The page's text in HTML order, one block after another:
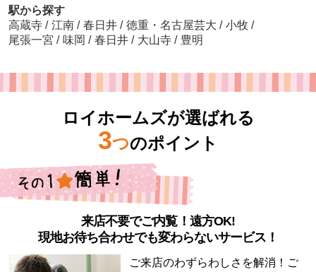
駅から探す
高蔵寺 / 江南 / 春日井 / 徳重・名古屋芸大 / 小牧 /
尾張一宮 / 味岡 / 春日井 / 大山寺 / 豊明
ロイホームズが選ばれる
3つのポイント
来店不要でご内覧！遠方OK!
現地お待ち合わせでも変わらないサービス！
ご来店のわずらわしさを解消！ご